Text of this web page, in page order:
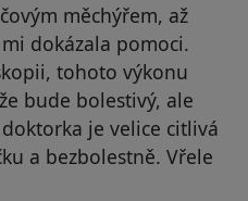
měchýřem, až
dokázala pomoci.
tohoto výkonu
bude bolestivý, ale
je velice citlivá
a bezbolestně. Vřele